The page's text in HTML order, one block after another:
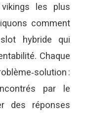
les plus
comment
hybride qui
Chaque
:
par le
des réponses